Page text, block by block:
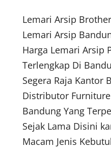
Lemari Arsip
Lemari Arsip
Harga Lemari Arsip
Terlengkap Di
Segera Raja Kantor
Distributor
Bandung Yang
Sejak Lama Disini
Macam Jenis